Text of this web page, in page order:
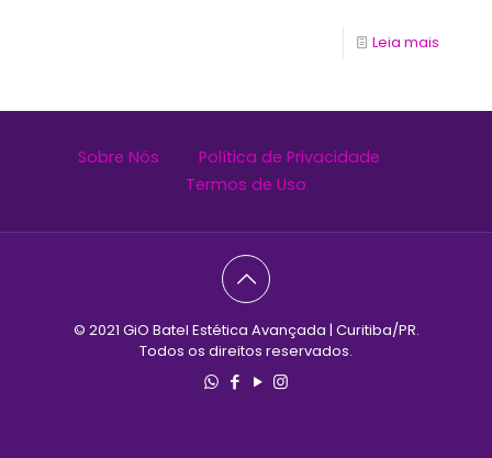
Leia mais
Sobre Nós
Política de Privacidade
Termos de Uso
© 2021 GiO Batel Estética Avançada | Curitiba/PR.
Todos os direitos reservados.